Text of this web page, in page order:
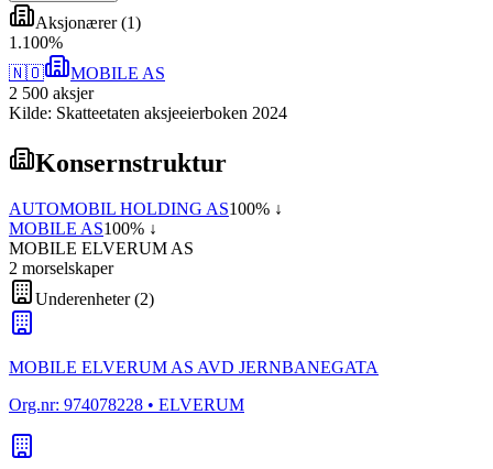
Aksjonærer(1)
1 .100%
🇳🇴
MOBILE AS
2 500 aksjer
Kilde: Skatteetaten aksjeeierboken 2024
Konsernstruktur
AUTOMOBIL HOLDING AS100% ↓
MOBILE AS100% ↓
MOBILE ELVERUM AS
2 morselskaper
Underenheter(2)
MOBILE ELVERUM AS AVD JERNBANEGATA
Org.nr: 974078228 • ELVERUM